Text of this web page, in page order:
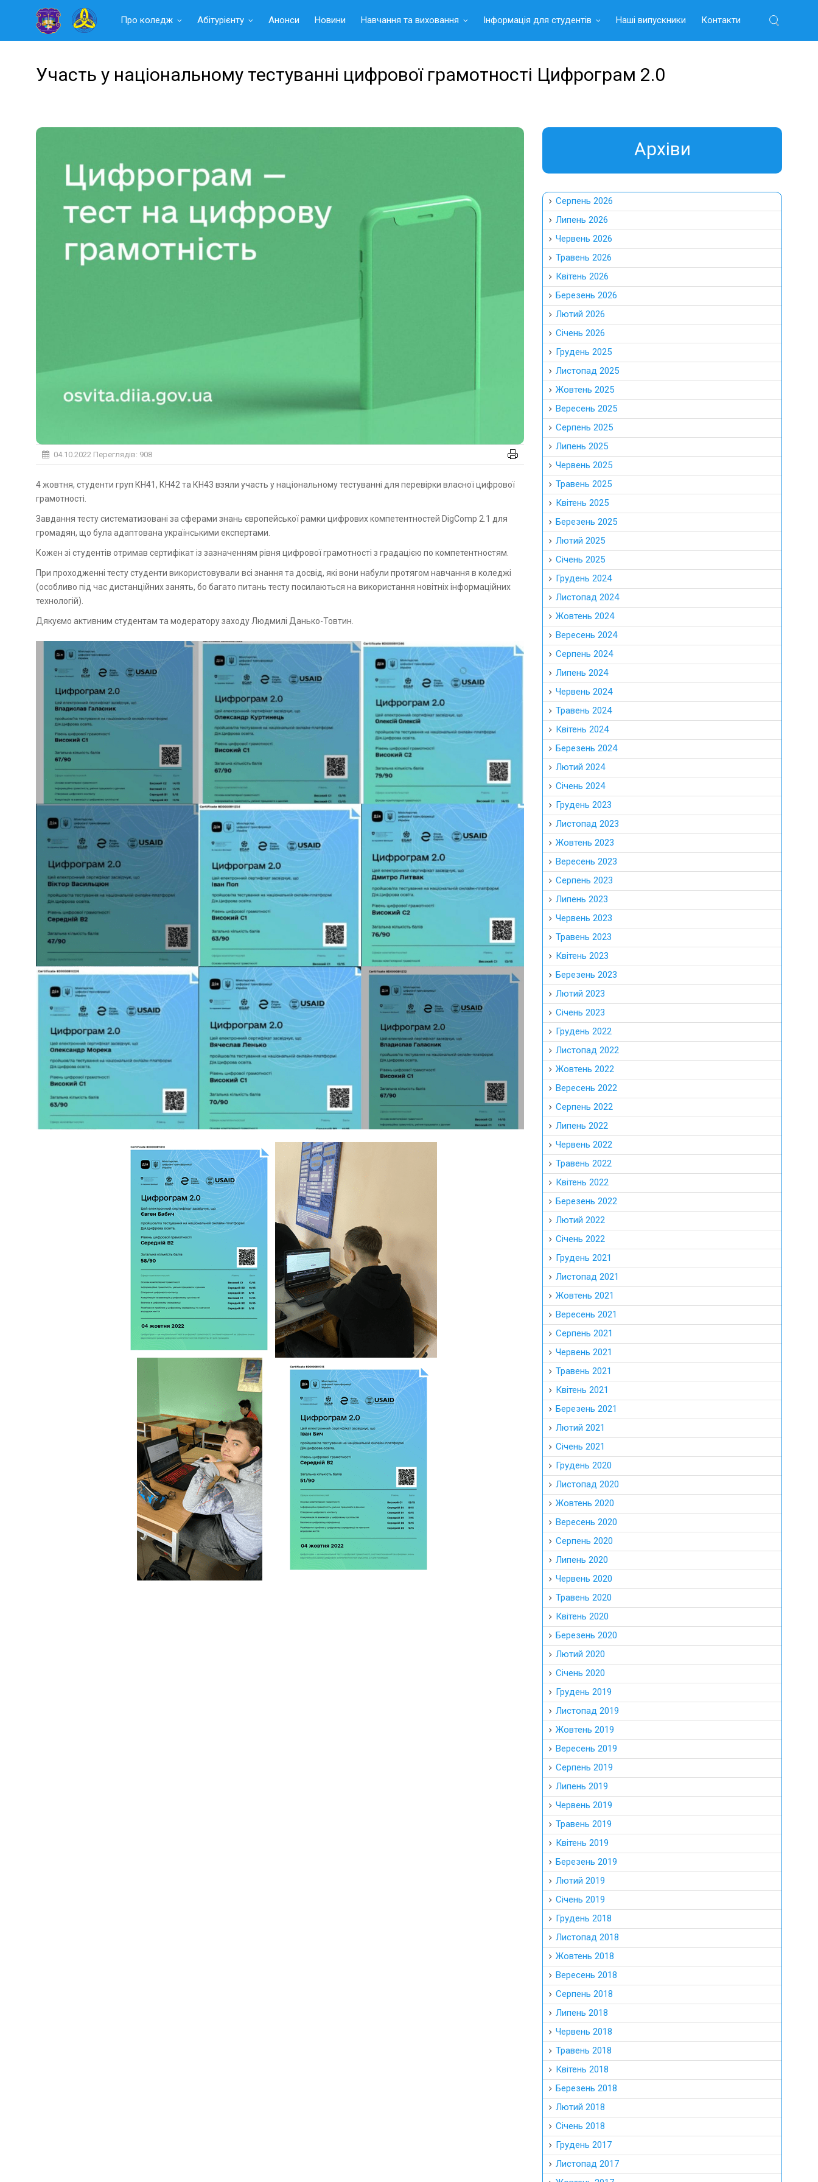
Читать
Про коледж Абітурієнту Анонси Новини Навчання та виховання Інформація для студентів Наші випускники Контакти
Участь у національному тестуванні цифрової грамотності Цифрограм 2.0
04.10.2022 Переглядів: 908
4 жовтня, студенти груп КН41, КН42 та КН43 взяли участь у національному тестуванні для перевірки власної цифрової
грамотності.
Завдання тесту систематизовані за сферами знань європейської рамки цифрових компетентностей DigComp 2.1 для
громадян, що була адаптована українськими експертами.
Кожен зі студентів отримав сертифікат із зазначенням рівня цифрової грамотності з градацією по компетентностям.
При проходженні тесту студенти використовували всі знання та досвід, які вони набули протягом навчання в коледжі
(особливо під час дистанційних занять, бо багато питань тесту посилаються на використання новітніх інформаційних
технологій).
Дякуємо активним студентам та модератору заходу Людмилі Данько-Товтин.
Aрхіви
Серпень 2026
Липень 2026
Червень 2026
Травень 2026
Квітень 2026
Березень 2026
Лютий 2026
Січень 2026
Грудень 2025
Листопад 2025
Жовтень 2025
Вересень 2025
Серпень 2025
Липень 2025
Червень 2025
Травень 2025
Квітень 2025
Березень 2025
Лютий 2025
Січень 2025
Грудень 2024
Листопад 2024
Жовтень 2024
Вересень 2024
Серпень 2024
Липень 2024
Червень 2024
Травень 2024
Квітень 2024
Березень 2024
Лютий 2024
Січень 2024
Грудень 2023
Листопад 2023
Жовтень 2023
Вересень 2023
Серпень 2023
Липень 2023
Червень 2023
Травень 2023
Квітень 2023
Березень 2023
Лютий 2023
Січень 2023
Грудень 2022
Листопад 2022
Жовтень 2022
Вересень 2022
Серпень 2022
Липень 2022
Червень 2022
Травень 2022
Квітень 2022
Березень 2022
Лютий 2022
Січень 2022
Грудень 2021
Листопад 2021
Жовтень 2021
Вересень 2021
Серпень 2021
Червень 2021
Травень 2021
Квітень 2021
Березень 2021
Лютий 2021
Січень 2021
Грудень 2020
Листопад 2020
Жовтень 2020
Вересень 2020
Серпень 2020
Липень 2020
Червень 2020
Травень 2020
Квітень 2020
Березень 2020
Лютий 2020
Січень 2020
Грудень 2019
Листопад 2019
Жовтень 2019
Вересень 2019
Серпень 2019
Липень 2019
Червень 2019
Травень 2019
Квітень 2019
Березень 2019
Лютий 2019
Січень 2019
Грудень 2018
Листопад 2018
Жовтень 2018
Вересень 2018
Серпень 2018
Липень 2018
Червень 2018
Травень 2018
Квітень 2018
Березень 2018
Лютий 2018
Січень 2018
Грудень 2017
Листопад 2017